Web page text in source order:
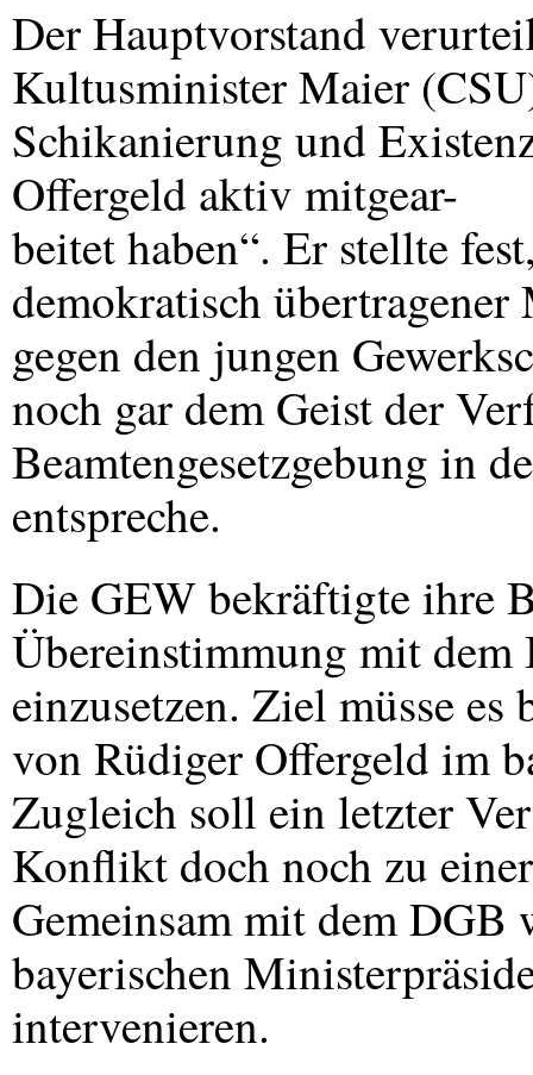
Der Hauptvorstand
Kultusminister Maier (CSU
Schikanierung und
Offergeld aktiv mitgear-
beitet haben“. Er stellte
demokratisch übertragener
gegen den jungen
noch gar dem Geist der
Beamtengesetzgebung in
entspreche.
Die GEWbekräftigte ihre
Übereinstimmung mit dem
einzusetzen. Ziel müsse
von Rüdiger Offergeld im
Zugleich soll ein letzter
Konflikt doch noch zu
Gemeinsam mit demDGB
bayerischen
intervenieren.